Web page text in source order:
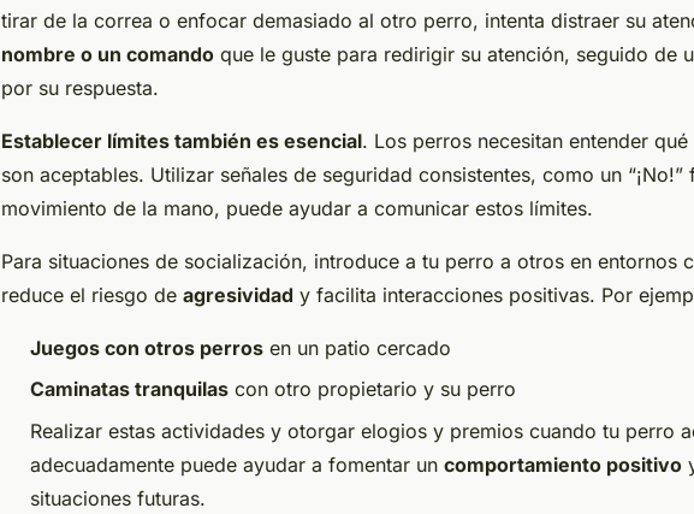
tirar de la correa o enfocar demasiado al otro perro, intenta distraer su
nombre o un comando que le guste para redirigir su atención, seguido de
por su respuesta.
Establecer límites también es esencial. Los perros necesitan entender
son aceptables. Utilizar señales de seguridad consistentes, como un “¡No!”
movimiento de la mano, puede ayudar a comunicar estos límites.
Para situaciones de socialización, introduce a tu perro a otros en entornos
reduce el riesgo de agresividad y facilita interacciones positivas. Por
Juegos con otros perros en un patio cercado
Caminatas tranquilas con otro propietario y su perro
Realizar estas actividades y otorgar elogios y premios cuando tu perro
adecuadamente puede ayudar a fomentar un comportamiento positivo
situaciones futuras.